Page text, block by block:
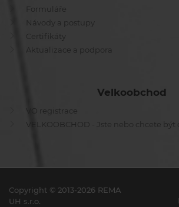
Formuláře
Návody a postupy
Certifikáty
Aktualizace a podpora
Velkoobchod
VO registrace
VELKOOBCHOD - Jste nebo chcete
Copyright © 2013-2026 REMA
UH s.r.o.